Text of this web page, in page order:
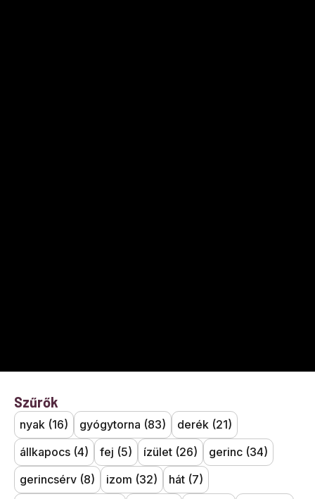
Szűrők
nyak (16) gyógytorna (83) derék (21)
állkapocs (4) fej (5) ízület (26) gerinc (34)
gerincsérv (8) izom (32) hát (7)